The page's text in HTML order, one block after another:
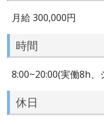
月給 300,000円
時間
8:00~20:00(実働8h、
休日